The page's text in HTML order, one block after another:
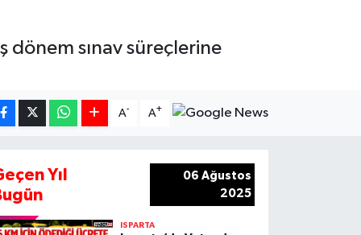
dönem sınav süreçlerine
A- A+
Yıl
06 Ağustos
2025
ISPARTA